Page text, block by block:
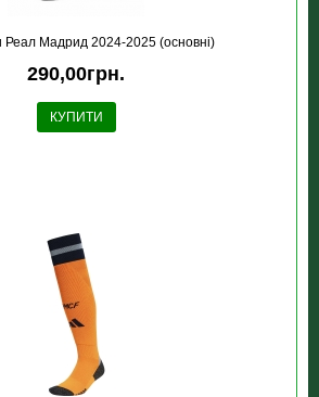
Реал Мадрид 2024-2025 (основні)
290,00грн.
КУПИТИ